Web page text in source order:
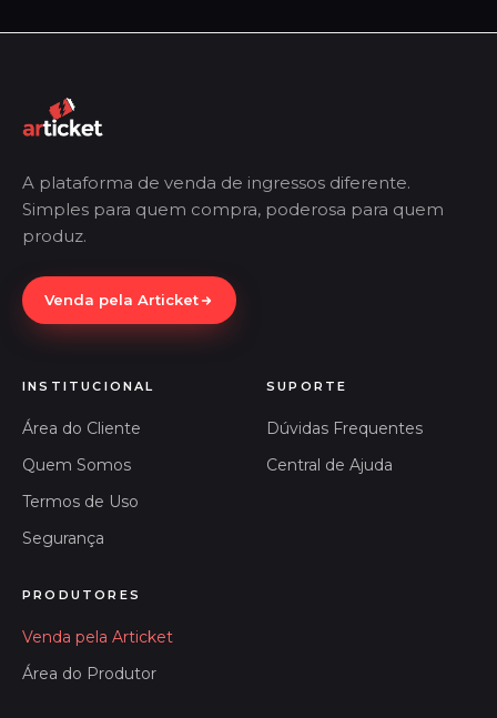
A plataforma de venda de ingressos diferente.
Simples para quem compra, poderosa para quem
produz.
Venda pela Articket
INSTITUCIONAL
Área do Cliente
Quem Somos
Termos de Uso
Segurança
SUPORTE
Dúvidas Frequentes
Central de Ajuda
PRODUTORES
Venda pela Articket
Área do Produtor